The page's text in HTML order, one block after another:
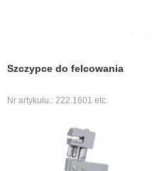
Szczypce do felcowania
Nr artykułu.: 222.1601 etc.